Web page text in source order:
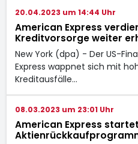
20.04.2023 um 14:44 Uhr
American Express
Kreditvorsorge weiter
New York (dpa) - Der US-
Express wappnet sich mit
Kreditausfälle…
08.03.2023 um 23:01 Uhr
American Express